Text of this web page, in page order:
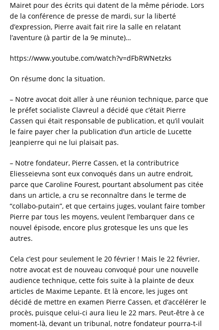
Mairet pour des écrits qui datent de la même période. Lors
de la conférence de presse de mardi, sur la liberté
d’expression, Pierre avait fait rire la salle en relatant
l’aventure (à partir de la 9e minute)…
https://www.youtube.com/watch?v=dFbRWNetzks
On résume donc la situation.
– Notre avocat doit aller à une réunion technique, parce que
le préfet socialiste Clavreul a décidé que c’était Pierre
Cassen qui était responsable de publication, et qu’il voulait
le faire payer cher la publication d’un article de Lucette
Jeanpierre qui ne lui plaisait pas.
– Notre fondateur, Pierre Cassen, et la contributrice
Eliesseievna sont eux convoqués dans un autre endroit,
parce que Caroline Fourest, pourtant absolument pas citée
dans un article, a cru se reconnaître dans le terme de
“collabo-putain”, et que certains juges, voulant faire tomber
Pierre par tous les moyens, veulent l’embarquer dans ce
nouvel épisode, encore plus grotesque les uns que les
autres.
Cela c’est pour seulement le 20 février ! Mais le 22 février,
notre avocat est de nouveau convoqué pour une nouvelle
audience technique, cette fois suite à la plainte de deux
articles de Maxime Lepante. Et là encore, les juges ont
décidé de mettre en examen Pierre Cassen, et d’accélérer le
procès, puisque celui-ci aura lieu le 22 mars. Peut-être à ce
moment-là, devant un tribunal, notre fondateur pourra-t-il